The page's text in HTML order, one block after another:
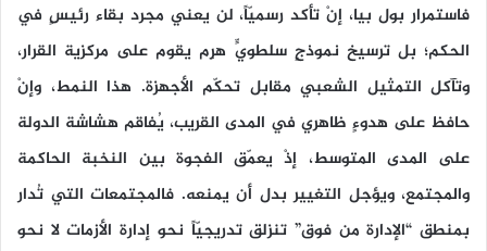
فاستمرار بول بيا، إنْ تأكد رسميّاً، لن يعني مجرد بقاء رئيسٍ في
الحكم؛ بل ترسيخ نموذجٍ سلطويٍّ هرِم يقوم على مركزية القرار،
وتآكل التمثيل الشعبي مقابل تحكّم الأجهزة. هذا النمط، وإنْ
حافظ على هدوءٍ ظاهري في المدى القريب، يُفاقم هشاشة الدولة
على المدى المتوسط، إذْ يعمّق الفجوة بين النخبة الحاكمة
والمجتمع، ويؤجل التغيير بدل أن يمنعه. فالمجتمعات التي تُدار
بمنطق “الإدارة من فوق” تنزلق تدريجيّاً نحو إدارة الأزمات لا نحو